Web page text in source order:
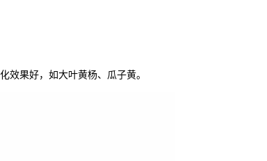
效果好，如大叶黄杨、瓜子黄。